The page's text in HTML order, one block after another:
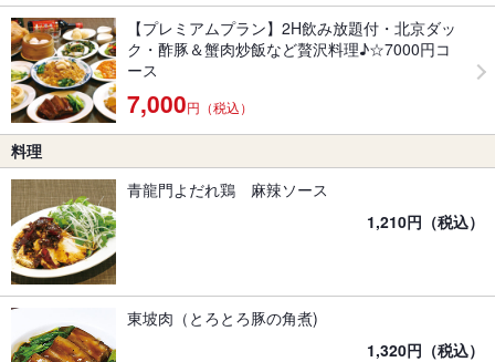
【プレミアムプラン】2H飲み放題付・北京ダッ
ク・酢豚＆蟹肉炒飯など贅沢料理♪☆7000円コ
ース
7,000円（税込）
料理
青龍門よだれ鶏 麻辣ソース
1,210円（税込）
東坡肉（とろとろ豚の角煮)
1,320円（税込）